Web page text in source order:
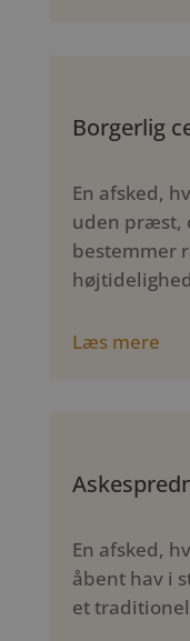
Borgerlig
En afsked,
uden præst,
bestemmer
Læs mere
En afsked,
åbent hav i
et